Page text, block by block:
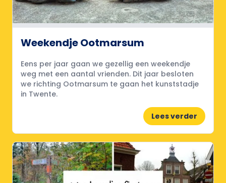
Weekendje Ootmarsum
Eens per jaar gaan we gezellig een weekendje
weg met een aantal vrienden. Dit jaar besloten
we richting Ootmarsum te gaan het kunststadje
in Twente.
Lees verder